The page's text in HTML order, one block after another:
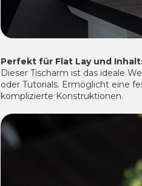
Perfekt für Flat Lay und
Dieser Tischarm ist das ideale
oder Tutorials. Ermöglicht eine
komplizierte Konstruktionen.